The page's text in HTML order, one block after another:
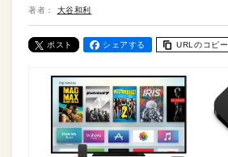
著者： 大谷和利
ポスト シェアする URLのコピー